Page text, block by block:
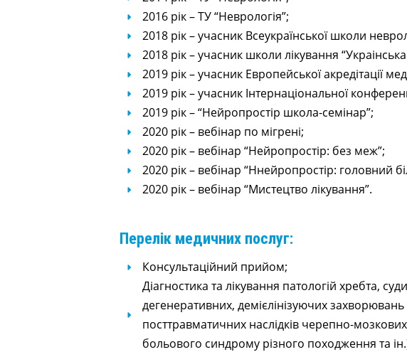
2016 рік – ТУ “Неврологія”;
2018 рік – учасник Всеукраїнської школи
2018 рік – учасник школи лікування “Украінська
2019 рік – учасник Европейської акредітації
2019 рік – учасник Інтернаціональної
2019 рік – “Нейропростір школа-семінар”;
2020 рік – вебінар по мігрені;
2020 рік – вебінар “Нейропростір: без меж”;
2020 рік – вебінар “Ннейропростір: головний
2020 рік – вебінар “Мистецтво лікування”.
Перелік медичних послуг:
Консультаційний прийом;
Діагностика та лікування патологій хребта,
дегенеративних, демієлінізуючих
посттравматичних наслідків черепно-
больового синдрому різного походження та